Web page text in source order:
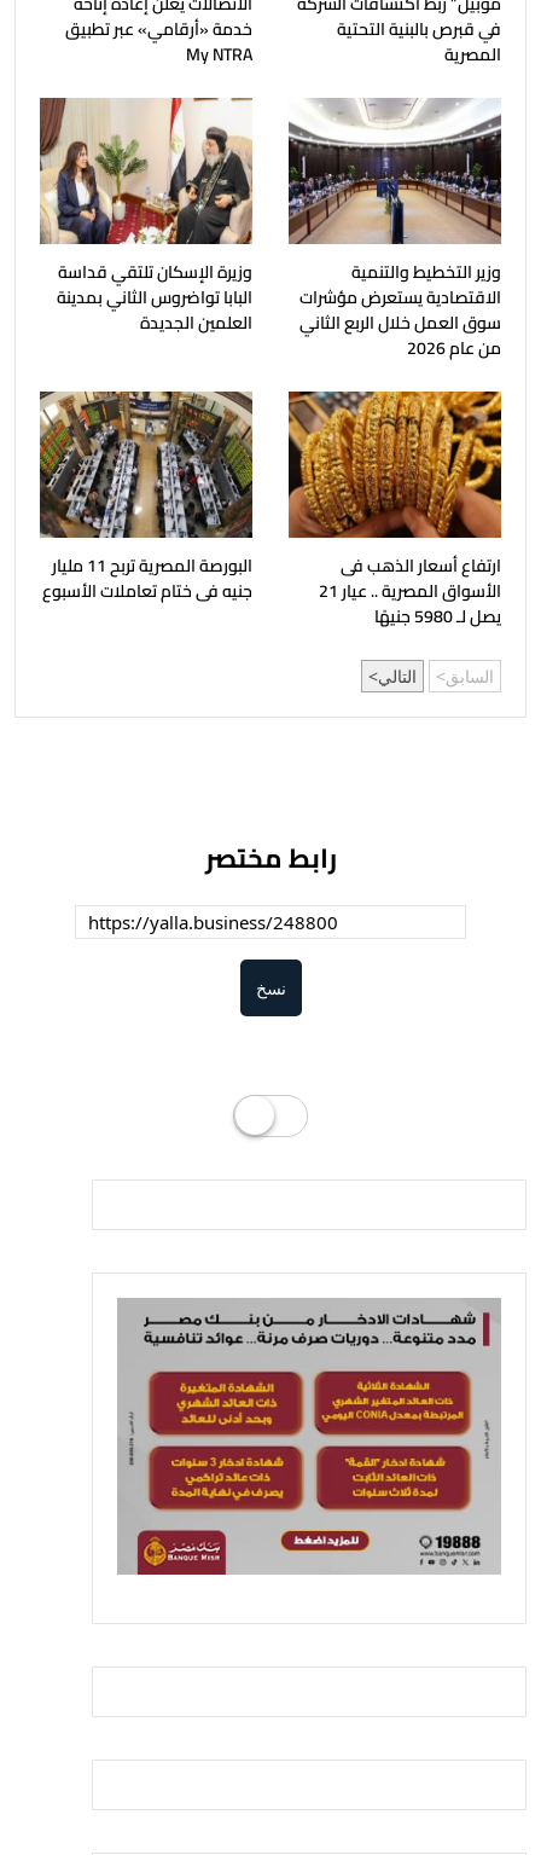
في قبرص بالبنية التحتية
المصرية
خدمة «أرقامي» عبر تطبيق
My NTRA
وزير التخطيط والتنمية
الاقتصادية يستعرض مؤشرات
سوق العمل خلال الربع الثاني
من عام 2026
وزيرة الإسكان تلتقي قداسة
البابا تواضروس الثاني بمدينة
العلمين الجديدة
ارتفاع أسعار الذهب فى
الأسواق المصرية .. عيار 21
يصل لـ 5980 جنيهًا
البورصة المصرية تربح 11 مليار
جنيه فى ختام تعاملات الأسبوع
السابق التالي
رابط مختصر
نسخ